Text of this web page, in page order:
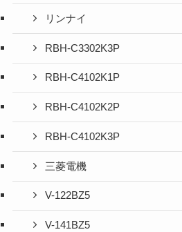
リンナイ
RBH-C3302K3P
RBH-C4102K1P
RBH-C4102K2P
RBH-C4102K3P
三菱電機
V-122BZ5
V-141BZ5